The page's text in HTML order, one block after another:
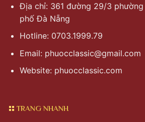
Địa chỉ: 361 đường 29/3 phường
phố Đà Nẵng
Hotline: 0703.1999.79
Email: phuocclassic@gmail.com
Website: phuocclassic.com
TRANG NHANH